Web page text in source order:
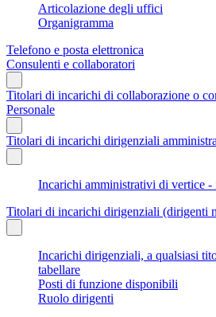
Articolazione degli uffici
Organigramma
Telefono e posta elettronica
Consulenti e collaboratori
Titolari di incarichi di collaborazione o
Personale
Titolari di incarichi dirigenziali
Incarichi amministrativi di vertice -
Titolari di incarichi dirigenziali (dirigenti
Incarichi dirigenziali, a qualsiasi
tabellare
Posti di funzione disponibili
Ruolo dirigenti